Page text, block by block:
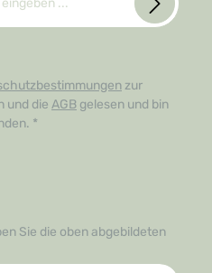
zur
und die AGB gelesen und bin
*
Sie die oben abgebildeten